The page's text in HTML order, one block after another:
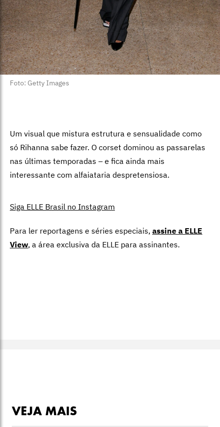
Foto: Getty Images
Um visual que mistura estrutura e sensualidade como
só Rihanna sabe fazer. O corset dominou as passarelas
nas últimas temporadas – e fica ainda mais
interessante com alfaiataria despretensiosa.
Siga ELLE Brasil no Instagram
Para ler reportagens e séries especiais, assine a ELLE
View, a área exclusiva da ELLE para assinantes.
VEJA MAIS